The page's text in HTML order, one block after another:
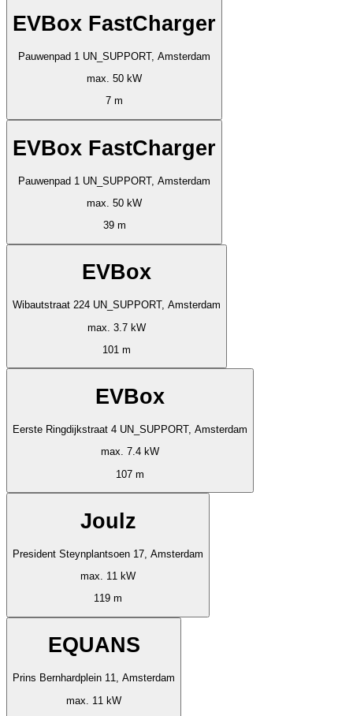
EVBox FastCharger
Pauwenpad 1 UN_SUPPORT, Amsterdam
max. 50 kW
7 m
EVBox FastCharger
Pauwenpad 1 UN_SUPPORT, Amsterdam
max. 50 kW
39 m
EVBox
Wibautstraat 224 UN_SUPPORT, Amsterdam
max. 3.7 kW
101 m
EVBox
Eerste Ringdijkstraat 4 UN_SUPPORT, Amsterdam
max. 7.4 kW
107 m
Joulz
President Steynplantsoen 17, Amsterdam
max. 11 kW
119 m
EQUANS
Prins Bernhardplein 11, Amsterdam
max. 11 kW